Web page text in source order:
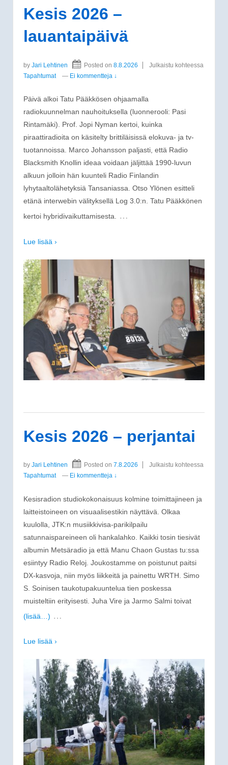
Kesis 2026 –
lauantaipäivä
by Jari Lehtinen Posted on 8.8.2026
Julkaistu kohteessa
Tapahtumat
— Ei kommentteja ↓
Päivä alkoi Tatu Pääkkösen ohjaamalla
radiokuunnelman nauhoituksella (luonnerooli: Pasi
Rintamäki). Prof. Jopi Nyman kertoi, kuinka
piraattiradioita on käsitelty brittiläisissä elokuva- ja tv-
tuotannoissa. Marco Johansson paljasti, että Radio
Blacksmith Knollin ideaa voidaan jäljittää 1990-luvun
alkuun jolloin hän kuunteli Radio Finlandin
lyhytaaltolähetyksiä Tansaniassa. Otso Ylönen esitteli
etänä interwebin välityksellä Log 3.0:n. Tatu Pääkkönen
kertoi hybridivaikuttamisesta. …
Lue lisää ›
Kesis 2026 – perjantai
by Jari Lehtinen Posted on 7.8.2026
Julkaistu kohteessa
Tapahtumat
— Ei kommentteja ↓
Kesisradion studiokokonaisuus kolmine toimittajineen ja
laitteistoineen on visuaalisestikin näyttävä. Olkaa
kuulolla, JTK:n musiikkivisa-parikilpailu
satunnaispareineen oli hankalahko. Kaikki tosin tiesivät
albumin Metsäradio ja että Manu Chaon Gustas tu:ssa
esiintyy Radio Reloj. Joukostamme on poistunut paitsi
DX-kasvoja, niin myös liikkeitä ja painettu WRTH. Simo
S. Soinisen taukotupakuuntelua tien poskessa
muisteltiin erityisesti. Juha Vire ja Jarmo Salmi toivat
(lisää…) …
Lue lisää ›